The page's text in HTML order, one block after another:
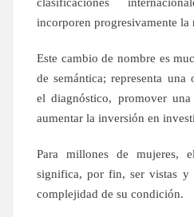
incorporen progresivamente la
Este cambio de nombre es
de semántica; representa una
el diagnóstico, promover
aumentar la inversión en
Para millones de mujeres,
significa, por fin, ser vistas y
complejidad de su condición.